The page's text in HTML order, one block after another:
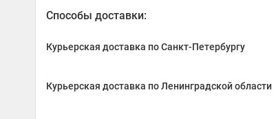
Способы доставки:
Курьерская доставка по Санкт-Петербургу
Курьерская доставка по Ленинградской области